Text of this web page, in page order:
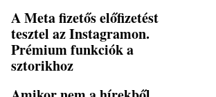
A Meta fizetős előfizetést
tesztel az Instagramon.
Prémium funkciók a
sztorikhoz